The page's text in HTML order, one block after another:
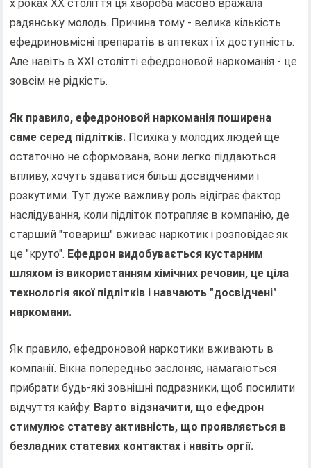
х роках ХХ століття ця хвороба масово вражала
радянську молодь. Причина тому - велика кількість
ефедриновмісні препаратів в аптеках і їх доступність.
Але навіть в ХХІ столітті ефедроновой наркоманія - це
зовсім не рідкість.
Як правило, ефедроновой наркоманія поширена
саме серед підлітків. Психіка у молодих людей ще
остаточно не сформована, вони легко піддаються
впливу, хочуть здаватися більш досвідченими і
розкутими. Тут дуже важливу роль відіграє фактор
наслідування, коли підліток потрапляє в компанію, де
старший "товариш" вживає наркотик і розповідає як
це "круто". Ефедрон видобувається кустарним
шляхом із використанням хімічних речовин, це ціла
технологія якої підлітків і навчають "досвідчені"
наркомани.
Як правило, ефедроновой наркотики вживають в
компанії. Вікна попередньо заслоняє, намагаються
прибрати будь-які зовнішні подразники, щоб посилити
відчуття кайфу. Варто відзначити, що ефедрон
стимулює статеву активність, що проявляється в
безладних статевих контактах і навіть оргії.